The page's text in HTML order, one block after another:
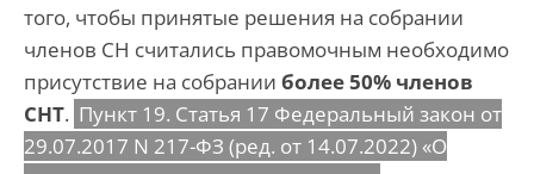
того, чтобы принятые решения на собрании
членов СН считались правомочным необходимо
присутствие на собрании более 50% членов
СНТ. Пункт 19. Статья 17 Федеральный закон от
29.07.2017 N 217-ФЗ (ред. от 14.07.2022) «О